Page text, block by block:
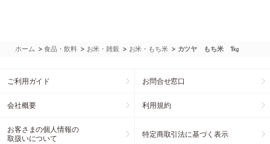
ホーム >食品・飲料 > お米・雑穀 > お米・もち米 > カツヤ もち米 1㎏
ご利用ガイド お問合せ窓口
会社概要 利用規約
お客さまの個人情報の
取扱いについて
特定商取引法に基づく表示